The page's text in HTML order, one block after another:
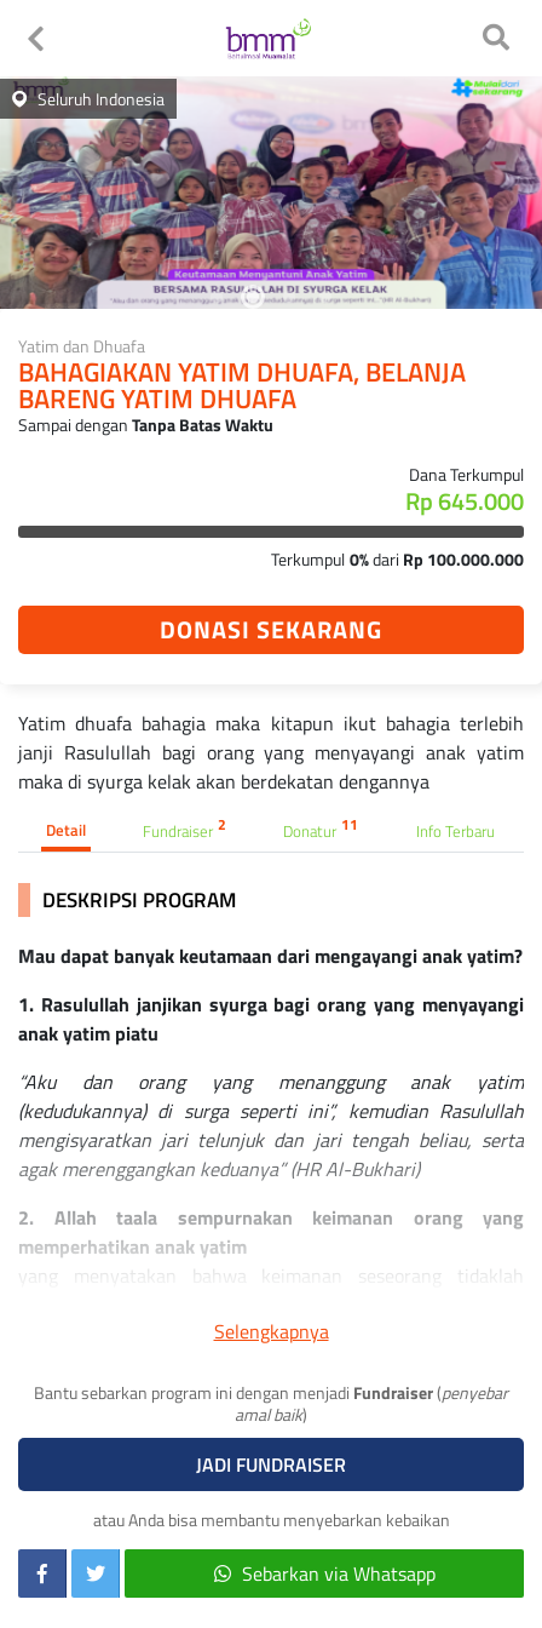
Seluruh Indonesia
Yatim dan Dhuafa
BAHAGIAKAN YATIM DHUAFA, BELANJA
BARENG YATIM DHUAFA
Sampai denganTanpa Batas Waktu
Dana Terkumpul
Rp 645.000
Terkumpul0%dari Rp 100.000.000
DONASI SEKARANG
Yatim dhuafa bahagia maka kitapun ikut bahagia terlebih
janji Rasulullah bagi orang yang menyayangi anak yatim
maka di syurga kelak akan berdekatan dengannya
Detail Fundraiser2 Donatur 11 Info Terbaru
DESKRIPSI PROGRAM
Mau dapat banyak keutamaan dari mengayangi anak yatim?
1. Rasulullah janjikan syurga bagi orang yang menyayangi
anak yatim piatu
“Aku dan orang yang menanggung anak yatim
(kedudukannya) di surga seperti ini”, kemudian Rasulullah
mengisyaratkan jari telunjuk dan jari tengah beliau, serta
agak merenggangkan keduanya” (HR Al-Bukhari)
2. Allah taala sempurnakan keimanan orang yang
memperhatikan anak yatim
yang menyatakan bahwa keimanan seseorang tidaklah
lain, termasuk anak yatim piatu, dan tidak memberikan
ayat 1-7)
3. Allah taala meridoi orang yang menyayangi anak yatim
"Dan mereka memberikan makanan yang disukainya kepada
orang miskin, anak yatim dan orang yang ditawan,
Sesungguhnya kami memberi makanan kepadamu hanyalah
untuk mengharapkan keridhaan Allah, kami tidak
menghendaki balasan dari kamu dan tidak pula (ucapan)
Selengkapnya
Bantu sebarkan program ini dengan menjadi Fundraiser(penyebar
amal baik)
JADI FUNDRAISER
atau Anda bisa membantu menyebarkan kebaikan
Sebarkan via Whatsapp